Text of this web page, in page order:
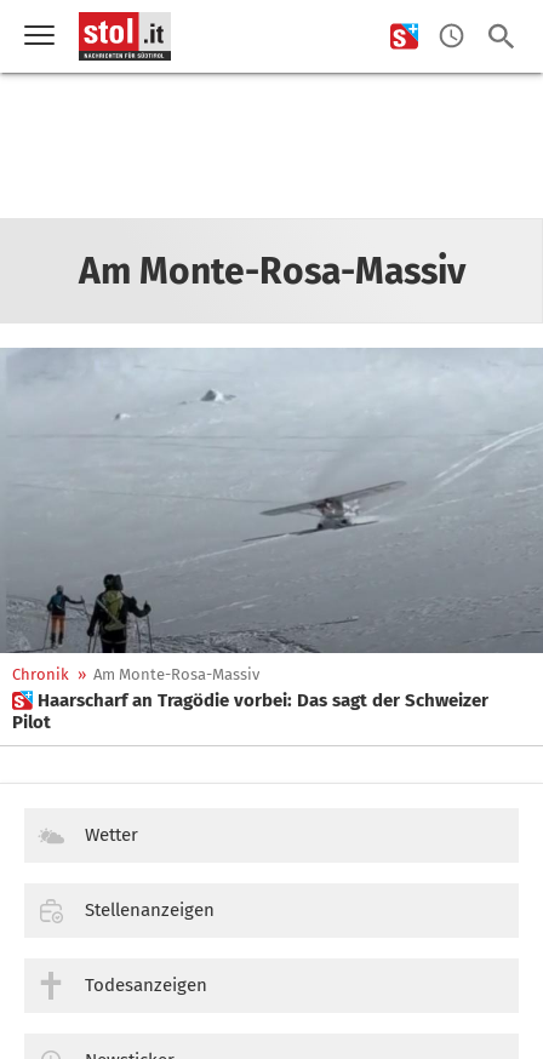
Am Monte-Rosa-Massiv
Chronik » Am Monte-Rosa-Massiv
 Haarscharf an Tragödie vorbei: Das sagt der Schweizer
Pilot
Wetter
Stellenanzeigen
Todesanzeigen